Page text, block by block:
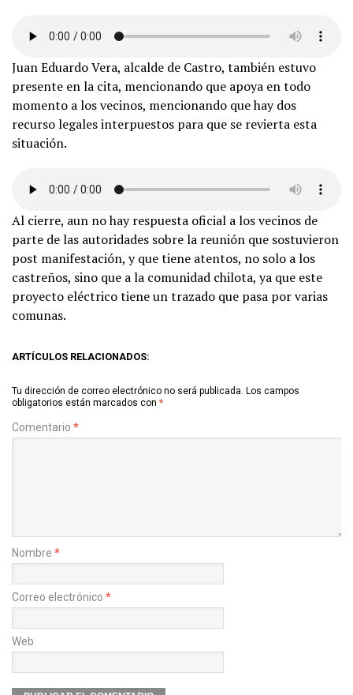
Juan Eduardo Vera, alcalde de Castro, también estuvo
presente en la cita, mencionando que apoya en todo
momento a los vecinos, mencionando que hay dos
recurso legales interpuestos para que se revierta esta
situación.
Al cierre, aun no hay respuesta oficial a los vecinos de
parte de las autoridades sobre la reunión que sostuvieron
post manifestación, y que tiene atentos, no solo a los
castreños, sino que a la comunidad chilota, ya que este
proyecto eléctrico tiene un trazado que pasa por varias
comunas.
ARTÍCULOS RELACIONADOS:
Tu dirección de correo electrónico no será publicada. Los campos
obligatorios están marcados con *
Comentario *
Nombre *
Correo electrónico *
Web